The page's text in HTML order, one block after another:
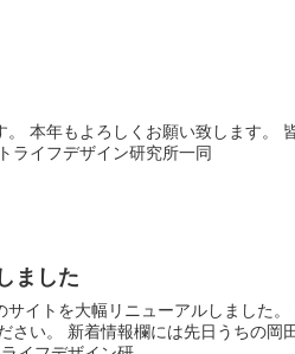
晴らしい
すように。 バステトライフデザイン研究所一同
ました
幅リニューアルしました。 今後さらに更新をして